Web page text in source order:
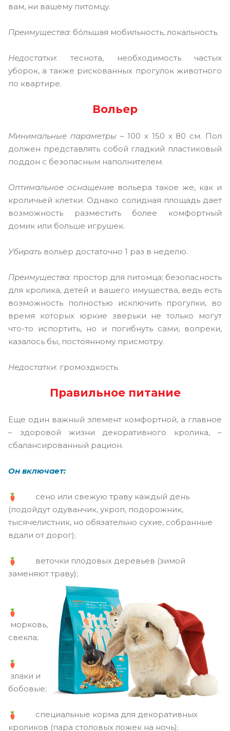
вам, ни вашему питомцу.
Преимущества: бóльшая мобильность, локальность.
Недостатки: теснота, необходимость частых
уборок, а также рискованных прогулок животного
по квартире.
Вольер
Минимальные параметры – 100 x 150 x 80 см. Пол
должен представлять собой гладкий пластиковый
поддон с безопасным наполнителем.
Оптимальное оснащение вольера такое же, как и
кроличьей клетки. Однако солидная площадь дает
возможность разместить более комфортный
домик или больше игрушек.
Убирать вольер достаточно 1 раз в неделю.
Преимущества: простор для питомца; безопасность
для кролика, детей и вашего имущества, ведь есть
возможность полностью исключить прогулки, во
время которых юркие зверьки не только могут
что-то испортить, но и погибнуть сами, вопреки,
казалось бы, постоянному присмотру.
Недостатки: громоздкость.
Правильное питание
Еще один важный элемент комфортной, а главное
– здоровой жизни декоративного кролика, –
сбалансированный рацион.
Он включает:
сено или свежую траву каждый день
(подойдут одуванчик, укроп, подорожник,
тысячелистник, но обязательно сухие, собранные
вдали от дорог);
веточки плодовых деревьев (зимой
заменяют траву);
морковь,
свекла;
злаки и
бобовые;
специальные корма для декоративных
кроликов (пара столовых ложек на ночь);